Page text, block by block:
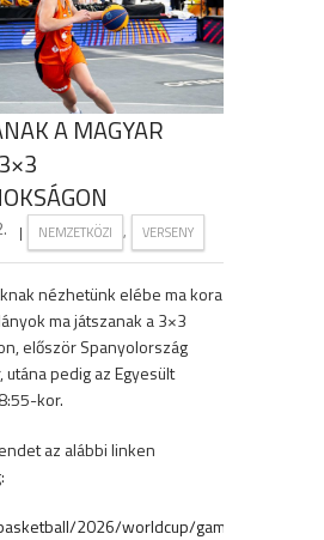
A MAGYAR
| NEMZETKÖZI , VERSENY
nézhetünk elébe ma kora
ma játszanak a 3×3
először Spanyolország
pedig az Egyesült
kor.
az alábbi linken
2026/worldcup/games